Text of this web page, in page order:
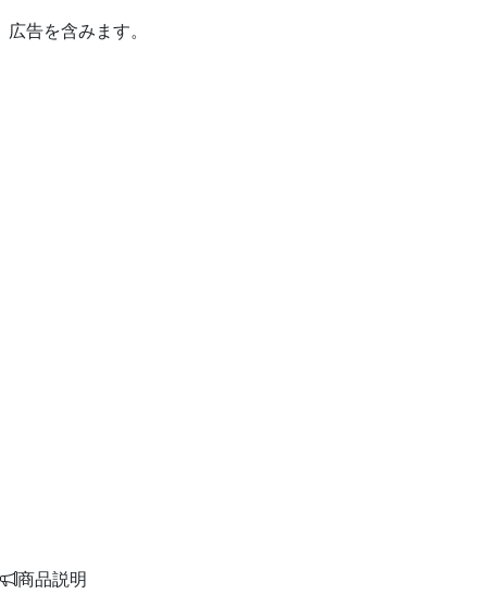
広告を含みます。
商品説明